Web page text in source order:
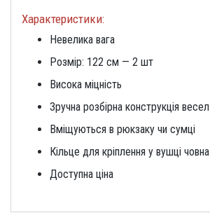
Характеристики:
Невелика вага
Розмір: 122 см — 2 шт
Висока міцність
Зручна розбірна конструкція весел
Вміщуються в рюкзаку чи сумці
Кільце для кріплення у вушці човна
Доступна ціна